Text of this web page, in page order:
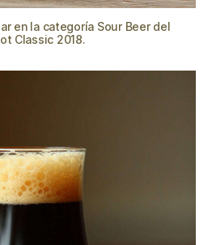
en la categoría Sour Beer del
Classic 2018.